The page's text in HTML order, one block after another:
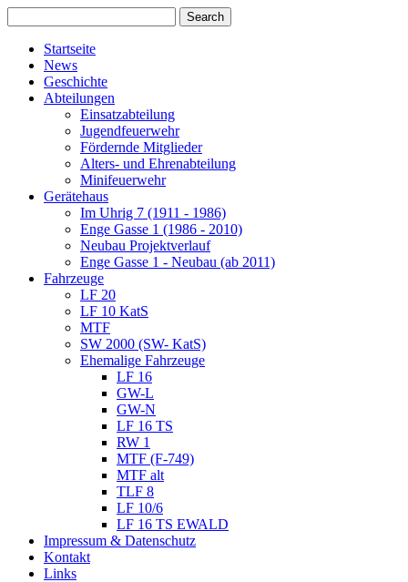
Startseite
News
Geschichte
Abteilungen
Einsatzabteilung
Jugendfeuerwehr
Fördernde Mitglieder
Alters- und Ehrenabteilung
Minifeuerwehr
Gerätehaus
Im Uhrig 7 (1911 - 1986)
Enge Gasse 1 (1986 - 2010)
Neubau Projektverlauf
Enge Gasse 1 - Neubau (ab 2011)
Fahrzeuge
LF 20
LF 10 KatS
MTF
SW 2000 (SW- KatS)
Ehemalige Fahrzeuge
LF 16
GW-L
GW-N
LF 16 TS
RW 1
MTF (F-749)
MTF alt
TLF 8
LF 10/6
LF 16 TS EWALD
Impressum & Datenschutz
Kontakt
Links